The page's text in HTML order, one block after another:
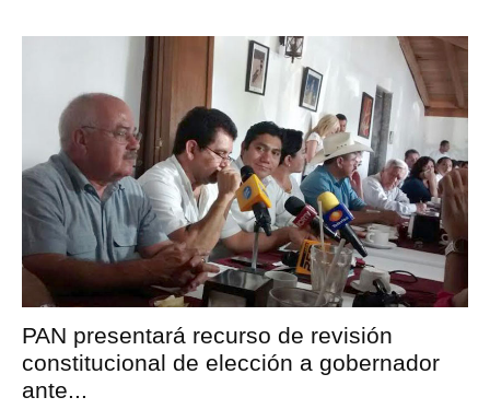
PAN presentará recurso de revisión
constitucional de elección a gobernador
ante...